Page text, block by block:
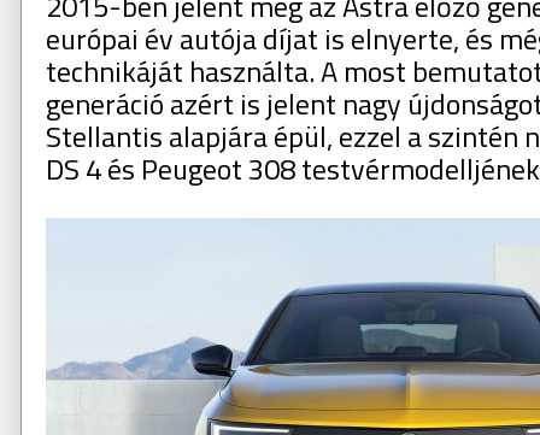
európai év autója díjat is elnyerte, és
technikáját használta. A most
generáció azért is jelent nagy
Stellantis alapjára épül, ezzel a szintén
DS 4 és Peugeot 308